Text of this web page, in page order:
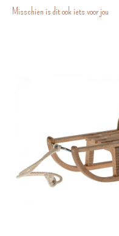
Misschien is dit ook iets voor jou